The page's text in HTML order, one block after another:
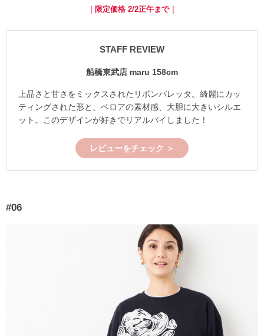
｜限定価格 2/2正午まで｜
STAFF REVIEW
船橋東武店 maru 158cm
上品さと甘さをミックスされたリボンバレッタ。綺麗にカッ
ティングされた形と、ベロアの素材感、大胆に大きいシルエ
ット。このデザインが好きでリアルバイしました！
レビューをチェック ＞
#06